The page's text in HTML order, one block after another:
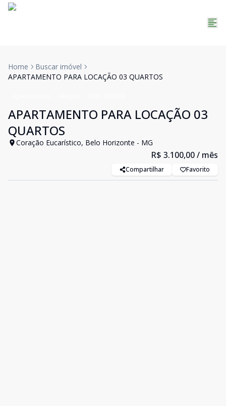
Home
Buscar imóvel
APARTAMENTO PARA LOCAÇÃO 03 QUARTOS
APARTAMENTO PARA LOCAÇÃO 03
QUARTOS
Coração Eucarístico, Belo Horizonte - MG
R$ 3.100,00/ mês
Compartilhar Favorito